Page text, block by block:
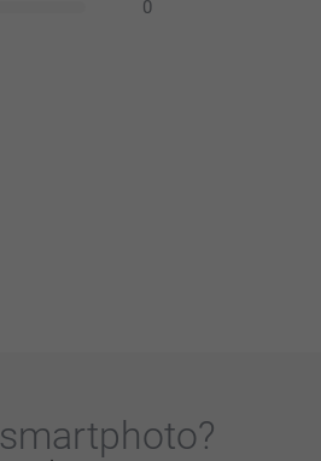
0
smartphoto?